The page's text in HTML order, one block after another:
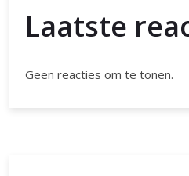
Laatste
Geen reacties om te tonen.